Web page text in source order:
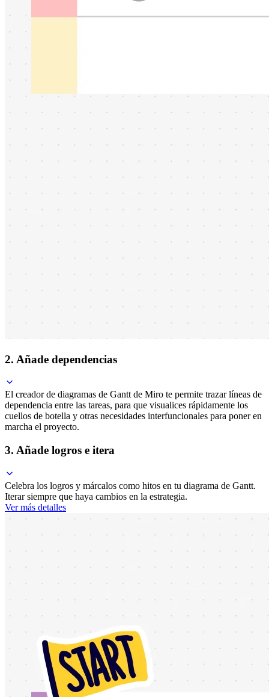
2. Añade dependencias
El creador de diagramas de Gantt de Miro te permite trazar líneas de
dependencia entre las tareas, para que visualices rápidamente los
cuellos de botella y otras necesidades interfuncionales para poner en
marcha el proyecto.
3. Añade logros e itera
Celebra los logros y márcalos como hitos en tu diagrama de Gantt.
Iterar siempre que haya cambios en la estrategia.
Ver más detalles